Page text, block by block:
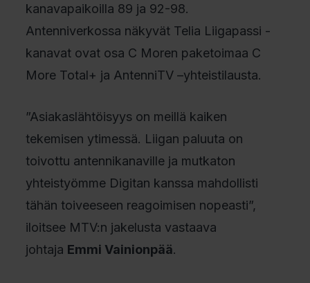
kanavapaikoilla 89 ja 92-98.
Antenniverkossa näkyvät Telia Liigapassi -
kanavat ovat osa C Moren paketoimaa C
More Total+ ja AntenniTV –yhteistilausta.
”Asiakaslähtöisyys on meillä kaiken
tekemisen ytimessä. Liigan paluuta on
toivottu antennikanaville ja mutkaton
yhteistyömme Digitan kanssa mahdollisti
tähän toiveeseen reagoimisen nopeasti”,
iloitsee MTV:n jakelusta vastaava
johtaja Emmi Vainionpää.